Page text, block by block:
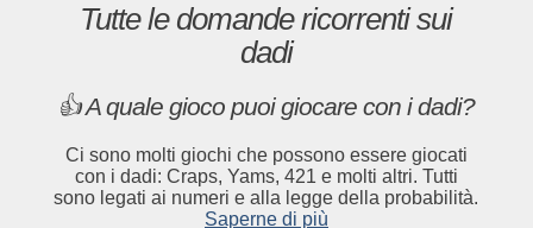
Tutte le domande ricorrenti sui
dadi
👍 A quale gioco puoi giocare con i dadi?
Ci sono molti giochi che possono essere giocati
con i dadi: Craps, Yams, 421 e molti altri. Tutti
sono legati ai numeri e alla legge della probabilità.
Saperne di più